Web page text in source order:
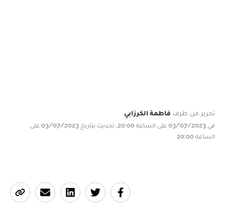
تحرير من طرف فاطمة الكرزابي
في 03/07/2023 على الساعة 20:00, تحديث بتاريخ 03/07/2023 على
الساعة 20:00